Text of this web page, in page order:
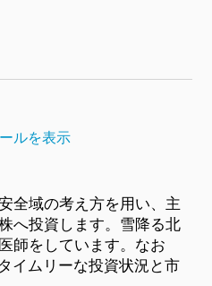
ルを表示
全域の考え方を用い、主
へ投資します。雪降る北
師をしています。なお
イムリーな投資状況と市